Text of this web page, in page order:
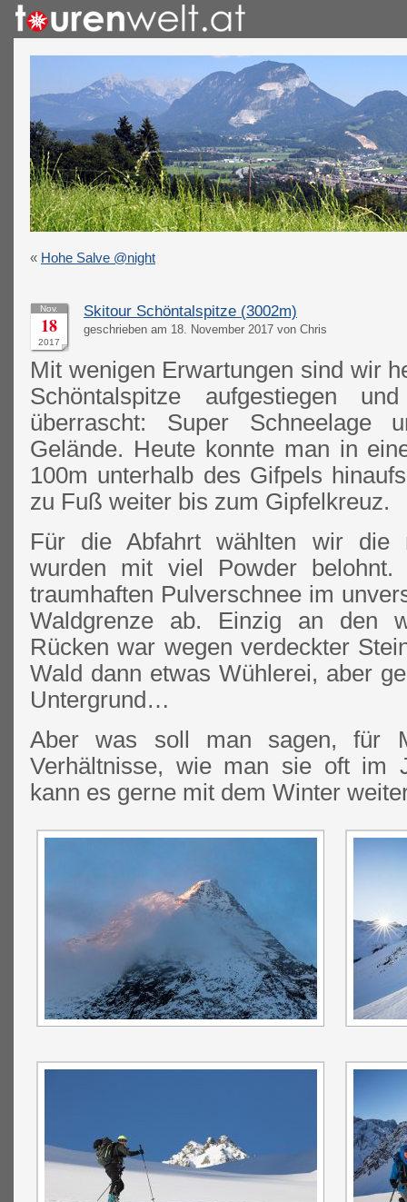
« Hohe Salve @night
Nov.
18
2017
Skitour Schöntalspitze (3002m)
geschrieben am 18. November 2017 von Chris
Mit wenigen Erwartungen sind wir
Schöntalspitze aufgestiegen
überrascht: Super Schneelage
Gelände. Heute konnte man in
100m unterhalb des Gifpels
zu Fuß weiter bis zum Gipfelkreuz.
Für die Abfahrt wählten wir die
wurden mit viel Powder
traumhaften Pulverschnee im
Waldgrenze ab. Einzig an den
Rücken war wegen verdeckter
Wald dann etwas Wühlerei, aber
Untergrund…
Aber was soll man sagen, für
Verhältnisse, wie man sie oft im
kann es gerne mit dem Winter